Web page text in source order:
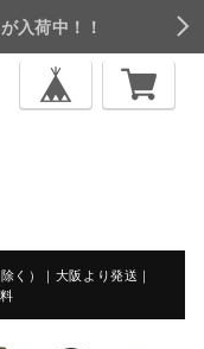
入荷中！！
く）｜大阪より発送｜